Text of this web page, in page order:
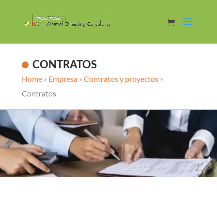
CONTRATOS
Home» Empresa» Contratos y proyectos»
Contratos